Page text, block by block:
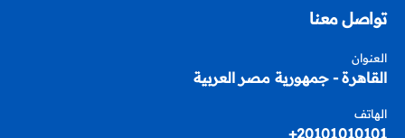
تواصل معنا
العنوان
القاهرة - جمهورية مصر العربية
الهاتف
20101010101+